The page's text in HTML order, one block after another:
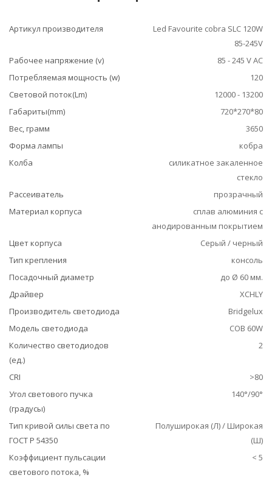
Артикул производителя
Led Favourite cobra SLC 120W
85-245V
Рабочее напряжение (v)
85 - 245 V AC
Потребляемая мощность (w)
120
Световой поток(Lm)
12000 - 13200
Габариты(mm)
720*270*80
Вес, грамм
3650
Форма лампы
кобра
Колба
силикатное закаленное
стекло
Рассеиватель
прозрачный
Материал корпуса
сплав алюминия с
анодированным покрытием
Цвет корпуса
Серый / черный
Тип крепления
консоль
Посадочный диаметр
до Ø 60 мм.
Драйвер
XCHLY
Производитель светодиода
Bridgelux
Модель светодиода
COB 60W
Количество светодиодов
(ед.)
2
CRI
>80
Угол светового пучка
(градусы)
140°/90°
Тип кривой силы света по
ГОСТ Р 54350
Полуширокая (Л) / Широкая
(Ш)
Коэффициент пульсации
светового потока, %
< 5